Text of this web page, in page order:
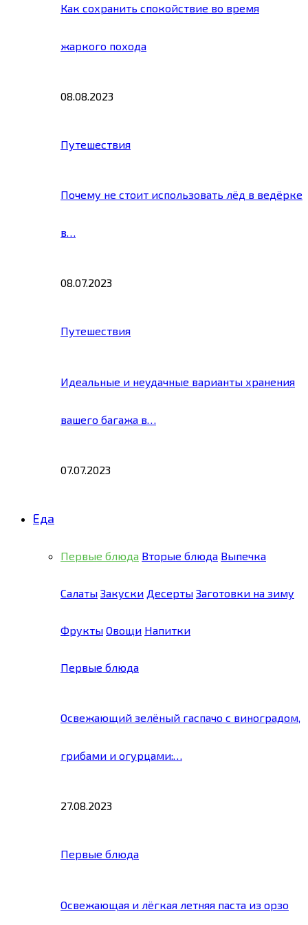
Как сохранить спокойствие во время
жаркого похода
08.08.2023
Путешествия
Почему не стоит использовать лёд в ведёрке
в…
08.07.2023
Путешествия
Идеальные и неудачные варианты хранения
вашего багажа в…
07.07.2023
Еда
Первые блюда Вторые блюда Выпечка
Салаты Закуски Десерты Заготовки на зиму
Фрукты Овощи Напитки
Первые блюда
Освежающий зелёный гаспачо с виноградом,
грибами и огурцами:…
27.08.2023
Первые блюда
Освежающая и лёгкая летняя паста из орзо